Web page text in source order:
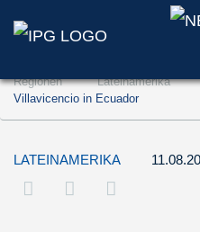
Zum Inhalt
Zur Suche springen
Regionen Lateinamerika
Villavicencio in Ecuador
LATEINAMERIKA